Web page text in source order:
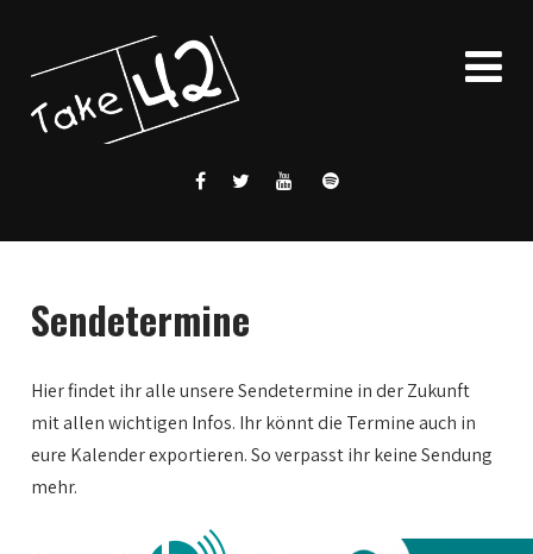
Sendetermine
Hier findet ihr alle unsere Sendetermine in der Zukunft
mit allen wichtigen Infos. Ihr könnt die Termine auch in
eure Kalender exportieren. So verpasst ihr keine Sendung
mehr.